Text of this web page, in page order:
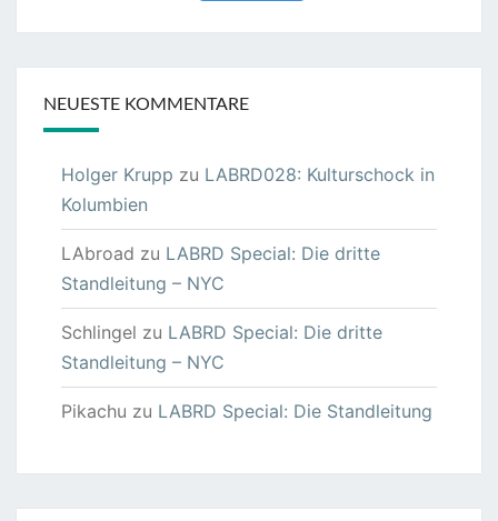
NEUESTE KOMMENTARE
Holger Krupp zu LABRD028: Kulturschock in
Kolumbien
LAbroad zu LABRD Special: Die dritte
Standleitung – NYC
Schlingel zu LABRD Special: Die dritte
Standleitung – NYC
Pikachu zu LABRD Special: Die Standleitung